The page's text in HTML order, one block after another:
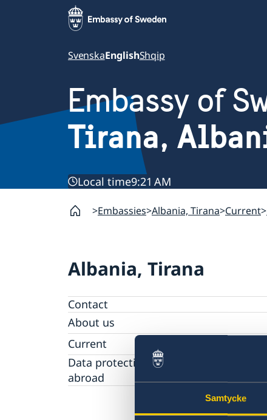
Samtycke
SvenskaEnglishShqip
Embassy of
Tirana,
Local time9:21 AM
Embassies Albania, Tirana Current
Albania, Tirana
Contact
About us
Ambassador
Current
News
Notice of contracts procured from
Fund under EU4Innovation project
Calendar
Data protection policy for missions
abroad